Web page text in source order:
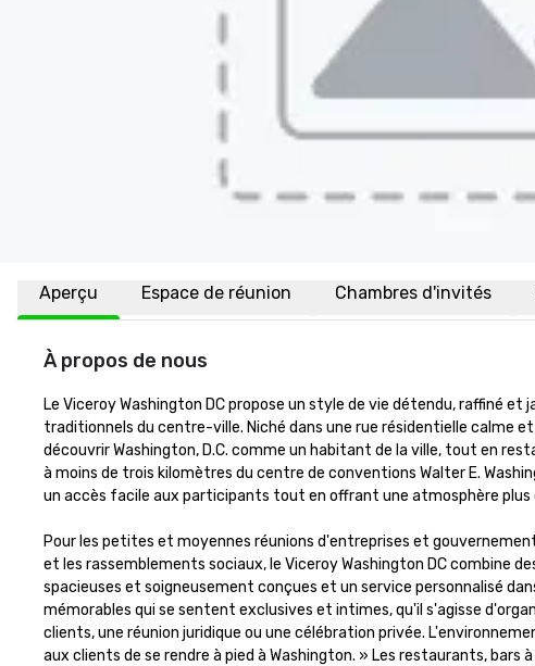
Aperçu Espace de réunion Chambres d'invités
À propos de nous
Le Viceroy Washington DC propose un style de vie détendu, raffiné
traditionnels du centre-ville. Niché dans une rue résidentielle calme
découvrir Washington, D.C. comme un habitant de la ville, tout en
à moins de trois kilomètres du centre de conventions Walter E.
un accès facile aux participants tout en offrant une atmosphère
Pour les petites et moyennes réunions d'entreprises et
et les rassemblements sociaux, le Viceroy Washington DC combine
spacieuses et soigneusement conçues et un service personnalisé
mémorables qui se sentent exclusives et intimes, qu'il s'agisse
clients, une réunion juridique ou une célébration privée.
aux clients de se rendre à pied à Washington. » Les restaurants,